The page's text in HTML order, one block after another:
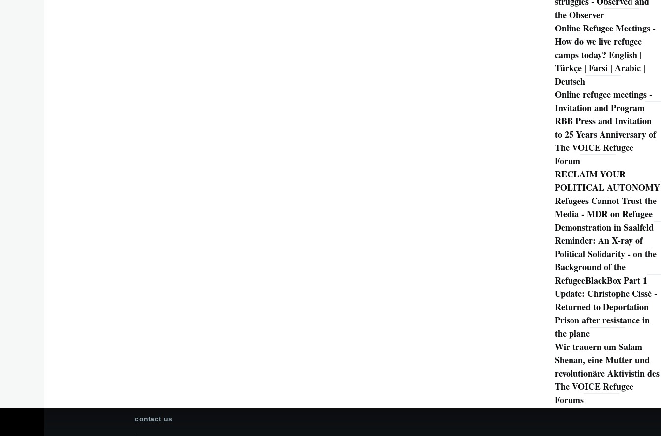
the Observer
Online Refugee Meetings -
How do we live refugee
camps today? English |
Türkçe | Farsi | Arabic |
Deutsch
Online refugee meetings -
Invitation and Program
RBB Press and Invitation
to 25 Years Anniversary of
The VOICE Refugee
Forum
RECLAIM YOUR
POLITICAL AUTONOMY
Refugees Cannot Trust the
Media - MDR on Refugee
Demonstration in Saalfeld
Reminder: An X-ray of
Political Solidarity - on the
Background of the
RefugeeBlackBox Part 1
Update: Christophe Cissé -
Returned to Deportation
Prison after resistance in
the plane
Wir trauern um Salam
Shenan, eine Mutter und
revolutionäre Aktivistin des
The VOICE Refugee
Forums
contact us